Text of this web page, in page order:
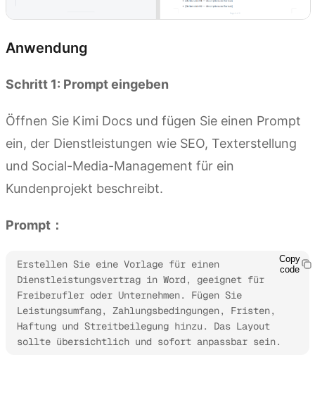
Anwendung
Schritt 1: Prompt eingeben
Öffnen Sie Kimi Docs und fügen Sie einen Prompt
ein, der Dienstleistungen wie SEO, Texterstellung
und Social-Media-Management für ein
Kundenprojekt beschreibt.
Prompt：
Erstellen Sie eine Vorlage für einen
Dienstleistungsvertrag in Word, geeignet für
Freiberufler oder Unternehmen. Fügen Sie
Leistungsumfang, Zahlungsbedingungen, Fristen,
Haftung und Streitbeilegung hinzu. Das Layout
sollte übersichtlich und sofort anpassbar sein.
Copy
code